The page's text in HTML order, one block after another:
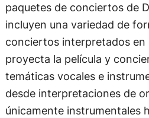
paquetes de conciertos de
incluyen una variedad de
conciertos interpretados en
proyecta la película y
temáticas vocales e
desde interpretaciones de
únicamente instrumentales